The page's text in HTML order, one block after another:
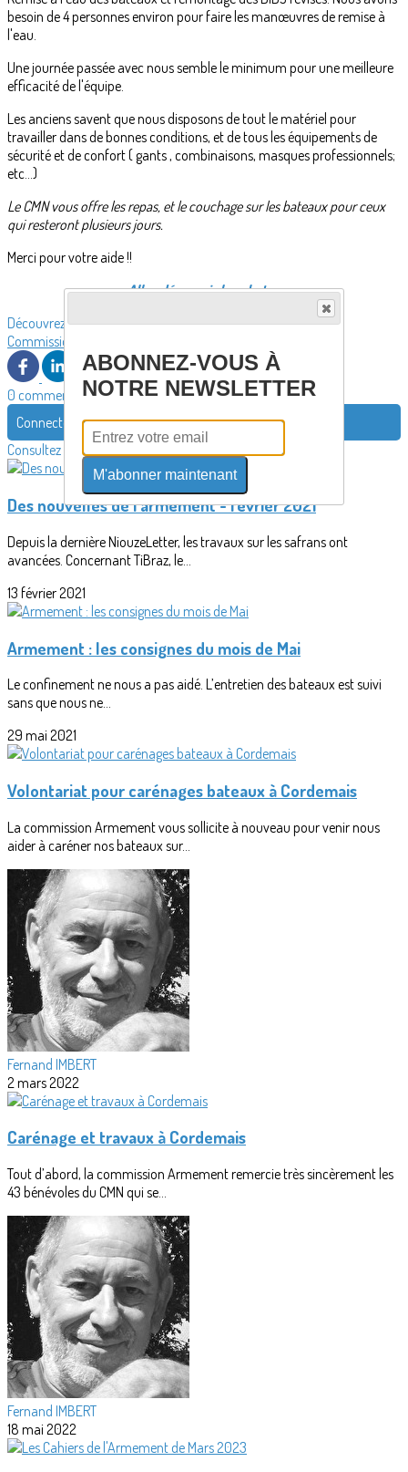
besoin de 4 personnes environ pour faire les manœuvres de remise à
l'eau.
Une journée passée avec nous semble le minimum pour une meilleure
efficacité de l'équipe.
Les anciens savent que nous disposons de tout le matériel pour
travailler dans de bonnes conditions, et de tous les équipements de
sécurité et de confort ( gants , combinaisons, masques professionnels;
etc...)
Le CMN vous offre les repas, et le couchage sur les bateaux pour ceux
qui resteront plusieurs jours.
Merci pour votre aide !!
Allez découvrir les photos
Découvrez davantage d'articles sur ces thèmes :
Commission armement
0 commentaire(s)
Connectez-vous pour laisser un commentaire
Consultez également
Des nouvelles de l'armément - février 2021
Depuis la dernière NiouzeLetter, les travaux sur les safrans ont
avancées. Concernant TiBraz, le...
13 février 2021
Armement : les consignes du mois de Mai
Le confinement ne nous a pas aidé. L’entretien des bateaux est suivi
sans que nous ne...
29 mai 2021
Volontariat pour carénages bateaux à Cordemais
La commission Armement vous sollicite à nouveau pour venir nous
aider à caréner nos bateaux sur...
Fernand IMBERT
2 mars 2022
Carénage et travaux à Cordemais
Tout d’abord, la commission Armement remercie très sincèrement les
43 bénévoles du CMN qui se...
Fernand IMBERT
18 mai 2022
ABONNEZ-VOUS À
NOTRE NEWSLETTER
M'abonner maintenant